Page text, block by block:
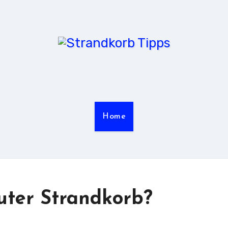
Home
Strandkorb?